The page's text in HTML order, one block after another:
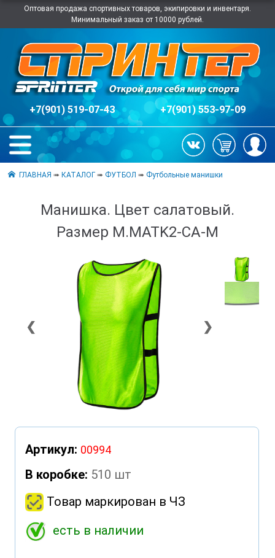
Оптовая продажа спортивных товаров, экипировки и инвентаря.
Минимальный заказ от 10000 рублей.
+7(901) 519-07-43 +7(901) 553-97-09
ГЛАВНАЯ ➠КАТАЛОГ ➠ ФУТБОЛ ➠ Футбольные манишки
Манишка. Цвет салатовый.
Размер М.MATK2-СА-M
❮ ❯
Артикул: 00994
В коробке: 510 шт
Товар маркирован в ЧЗ
есть в наличии